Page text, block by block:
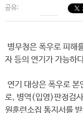
공유:
병무청은 폭우로 피해
자 등의 연기가 가능하
연기 대상은 폭우로
로, 병역(입영)판정검
원훈련소집 통지서를